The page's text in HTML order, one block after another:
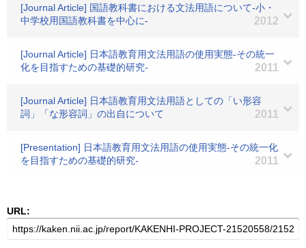
[Journal Article] 国語教科書における文法用語について-小・
中学校用国語教科書を中心に-
2012
[Journal Article] 日本語教育用文法用語の使用実態-その統一
化を目指すための基礎的研究-
2011
[Journal Article] 日本語教育用文法用語としての「い形容
詞」「な形容詞」の出自について
2011
[Presentation] 日本語教育用文法用語の使用実態-その統一化
を目指すための基礎的研究-
2011
URL: